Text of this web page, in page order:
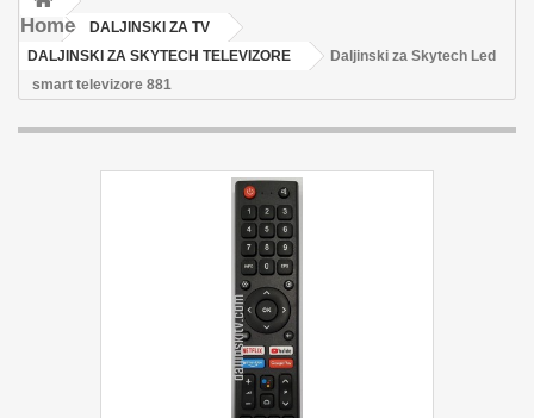
Home
DALJINSKI ZA TV
DALJINSKI ZA SKYTECH TELEVIZORE
Daljinski za Skytech Led
smart televizore 881